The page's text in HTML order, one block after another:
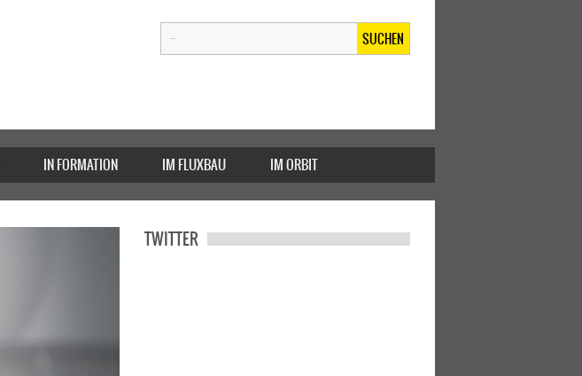
SUCHEN
IN FORMATION IM FLUXBAU IM ORBIT
TWITTER